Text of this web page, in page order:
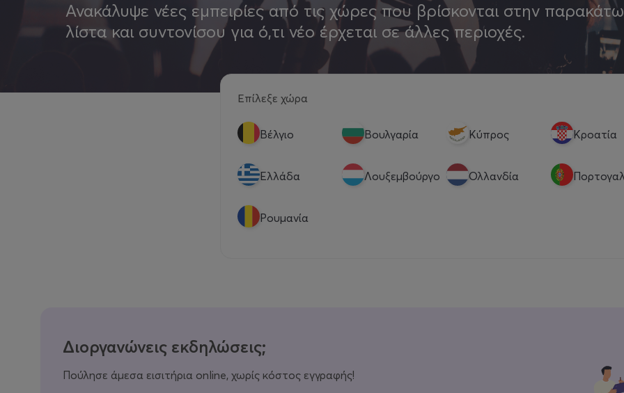
Ανακάλυψε νέες εμπειρίες από τις χώρες που βρίσκονται στην παρακάτω
λίστα και συντονίσου για ό,τι νέο έρχεται σε άλλες περιοχές.
Επίλεξε χώρα
Βέλγιο Βουλγαρία Κύπρος Κροατία
Eλλάδα Λουξεμβούργο Ολλανδία
Ρουμανία
Διοργανώνεις εκδηλώσεις;
Πούλησε άμεσα εισιτήρια online, χωρίς κόστος εγγραφής!